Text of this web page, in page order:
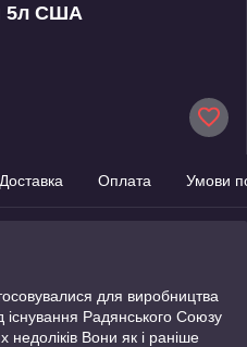
5л США
Доставка Оплата Умови
для виробництва
існування Радянського Союзу
недоліків Вони як і раніше